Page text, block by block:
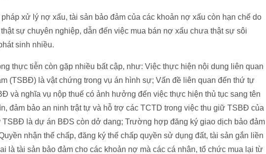
xử lý nợ xấu, tài sản bảo đảm của các khoản nợ xấu còn hạn chế do
sự chuyên nghiệp, dẫn đến việc mua bán nợ xấu chưa thật sự sôi
sinh nhiều.
thực tiễn còn gặp nhiều bất cập, như: Việc thực hiện nội dung liên quan
(TSBĐ) là vật chứng trong vụ án hình sự; Vấn đề liên quan đến thứ tự
và nghĩa vụ nộp thuế có ảnh hưởng đến việc thực hiện thủ tục sang tên
đảm bảo an ninh trật tự và hỗ trợ các TCTD trong việc thu giữ TSBĐ của
là dự án BĐS còn dở dang; Trường hợp đăng ký giao dịch bảo đảm
nhận thế chấp, đăng ký thế chấp quyền sử dụng đất, tài sản gắn liền
là tài sản bảo đảm cho các khoản nợ mà các cá nhân, tổ chức mua lại từ